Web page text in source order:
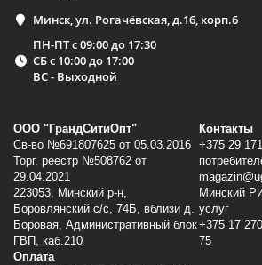
Минск, ул. Рогачёвская, д.16, корп.6
ПН-ПТ с 09:00 до 17:30
СБ с 10:00 до 17:00
ВС - Выходной
ООО "ГрандСитиОпт"
Св-во №691807625 от 05.03.2016
Торг. реестр №508762 от
29.04.2021
223053, Минский p-н,
Боровлянский с/с, 74Б, вблизи д.
Боровая, Административный блок
ГВП, каб.210
Контакты
+375 29
Минский
услуг
+375 17
75
Оплата